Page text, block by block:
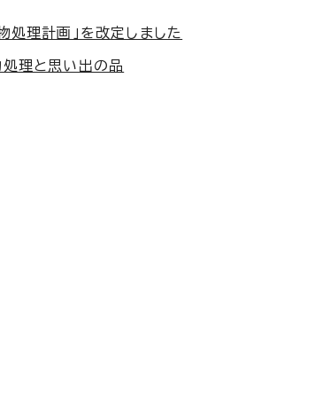
処理計画」を改定しました
理と思い出の品